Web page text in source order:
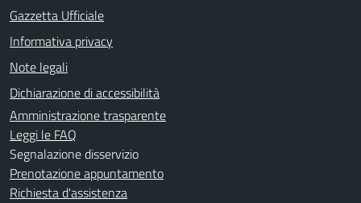
Gazzetta Ufficiale
Informativa privacy
Note legali
Dichiarazione di accessibilità
Amministrazione trasparente
Leggi le FAQ
Segnalazione disservizio
Prenotazione appuntamento
Richiesta d'assistenza